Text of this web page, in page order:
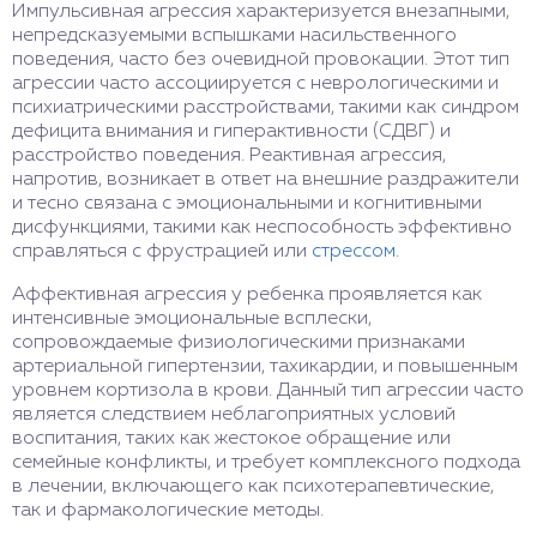
Импульсивная агрессия характеризуется внезапными,
непредсказуемыми вспышками насильственного
поведения, часто без очевидной провокации. Этот тип
агрессии часто ассоциируется с неврологическими и
психиатрическими расстройствами, такими как синдром
дефицита внимания и гиперактивности (СДВГ) и
расстройство поведения. Реактивная агрессия,
напротив, возникает в ответ на внешние раздражители
и тесно связана с эмоциональными и когнитивными
дисфункциями, такими как неспособность эффективно
справляться с фрустрацией или стрессом.
Аффективная агрессия у ребенка проявляется как
интенсивные эмоциональные всплески,
сопровождаемые физиологическими признаками
артериальной гипертензии, тахикардии, и повышенным
уровнем кортизола в крови. Данный тип агрессии часто
является следствием неблагоприятных условий
воспитания, таких как жестокое обращение или
семейные конфликты, и требует комплексного подхода
в лечении, включающего как психотерапевтические,
так и фармакологические методы.